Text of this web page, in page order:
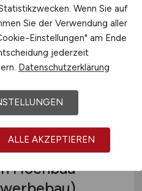
Hochbau
Wenn Sie auf
Sie der Verwendung aller
Einstellungen" am Ende
jederzeit
Datenschutzerklärung
ALLE AKZEPTIEREN